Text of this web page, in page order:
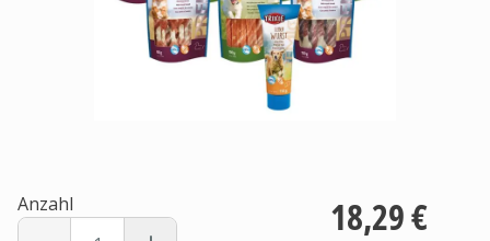
Anzahl 18,29 €